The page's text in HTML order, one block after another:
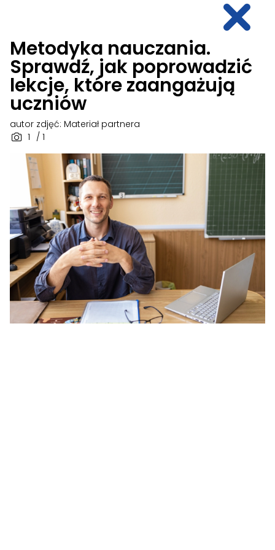
Metodyka nauczania.
Sprawdź, jak poprowadzić
lekcje, które zaangażują
uczniów
1 / 1
autor zdjęć: Materiał partnera